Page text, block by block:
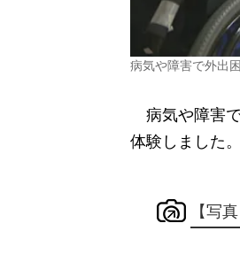
病気や障害で外出
病気や障害
体験しました。
【写